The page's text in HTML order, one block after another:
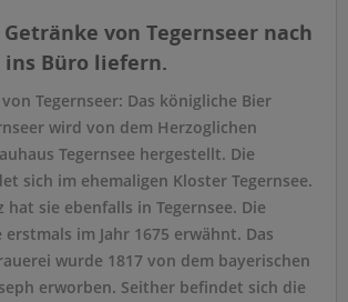
von Tegernseer nach
ins Büro liefern.
Tegernseer: Das königliche Bier
wird von dem Herzoglichen
Tegernsee hergestellt. Die
sich im ehemaligen Kloster Tegernsee.
sie ebenfalls in Tegernsee. Die
im Jahr 1675 erwähnt. Das
wurde 1817 von dem bayerischen
erworben. Seither befindet sich die